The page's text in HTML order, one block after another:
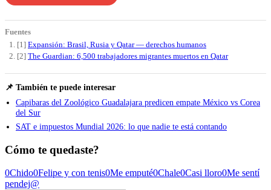
Fuentes
[1] Expansión: Brasil, Rusia y Qatar — derechos humanos
[2] The Guardian: 6,500 trabajadores migrantes muertos en Qatar
📌 También te puede interesar
Capibaras del Zoológico Guadalajara predicen empate México vs Corea
del Sur
SAT e impuestos Mundial 2026: lo que nadie te está contando
Cómo te quedaste?
0Chido0Felipe y con tenis0Me emputé0Chale0Casi lloro0Me sentí
pendej@